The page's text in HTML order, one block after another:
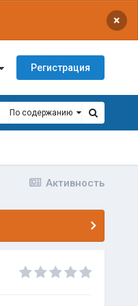
×
Регистрация
По содержанию
Активность